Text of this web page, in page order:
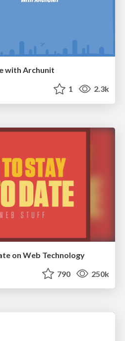
with Archunit
1 2.3k
on Web Technology
790 250k